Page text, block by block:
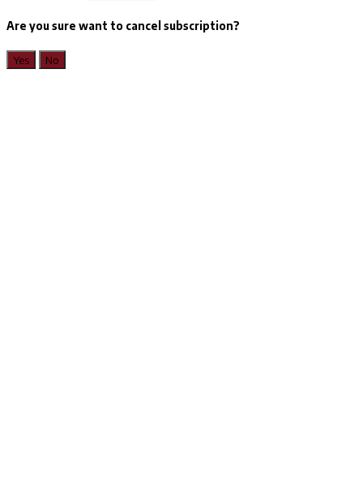
Are you sure want to cancel subscription?
Yes No